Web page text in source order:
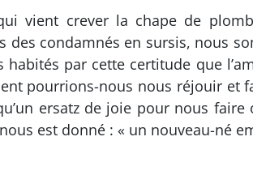
qui vient crever la chape de
condamnés en sursis, nous
habités par cette certitude que
pourrions-nous nous réjouir et
ersatz de joie pour nous
est donné : « un nouveau-né